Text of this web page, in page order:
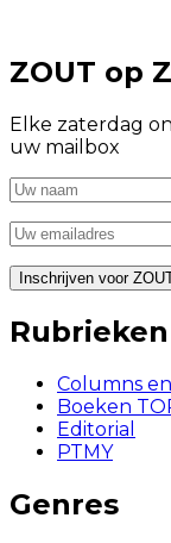
ZOUT op
Elke zaterdag
uw mailbox
Rubrieken
Columns
Boeken
Editorial
PTMY
Genres